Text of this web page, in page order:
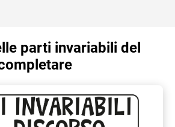
parti invariabili del